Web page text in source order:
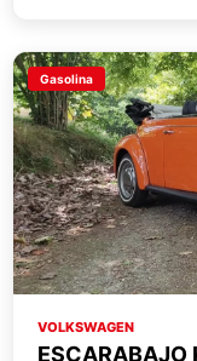
Gasolina
VOLKSWAGEN
ESCARABAJO